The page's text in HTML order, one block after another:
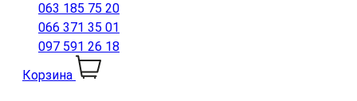
063 185 75 20
066 371 35 01
097 591 26 18
Корзина